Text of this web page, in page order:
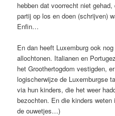
hebben dat voorrecht niet
partij op los en doen (schrijven)
Enfin…
En dan heeft Luxemburg ook
allochtonen. Italianen en
het Groothertogdom vestigden,
logischerwijze de Luxemburgse
via hun kinders, die het weer
bezochten. En die kinders
de ouwetjes…)